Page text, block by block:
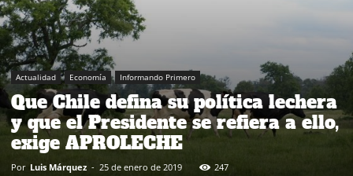
Actualidad Economía Informando Primero
Que Chile defina su política lechera
y que el Presidente se refiera a ello,
exige APROLECHE
Por Luis Márquez - 25 de enero de 2019 247